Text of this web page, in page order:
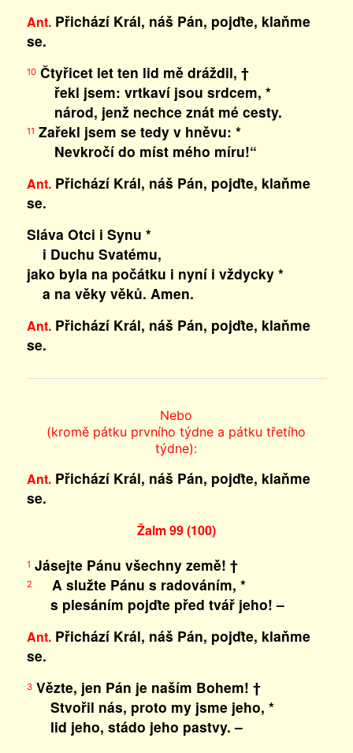
Ant.Přichází Král, náš Pán, pojďte, klaňme
se.
10Čtyřicet let ten lid mě dráždil, †
řekl jsem: vrtkaví jsou srdcem, *
národ, jenž nechce znát mé cesty.
11 Zařekl jsem se tedy v hněvu: *
Nevkročí do míst mého míru!“
Ant.Přichází Král, náš Pán, pojďte, klaňme
se.
Sláva Otci i Synu *
i Duchu Svatému,
jako byla na počátku i nyní i vždycky *
a na věky věků. Amen.
Ant.Přichází Král, náš Pán, pojďte, klaňme
se.
Nebo
(kromě pátku prvního týdne a pátku třetího
týdne):
Ant.Přichází Král, náš Pán, pojďte, klaňme
se.
Žalm 99 (100)
1 Jásejte Pánu všechny země! †
2
A služte Pánu s radováním, *
s plesáním pojďte před tvář jeho! –
Ant.Přichází Král, náš Pán, pojďte, klaňme
se.
3Vězte, jen Pán je naším Bohem! †
Stvořil nás, proto my jsme jeho, *
lid jeho, stádo jeho pastvy. –